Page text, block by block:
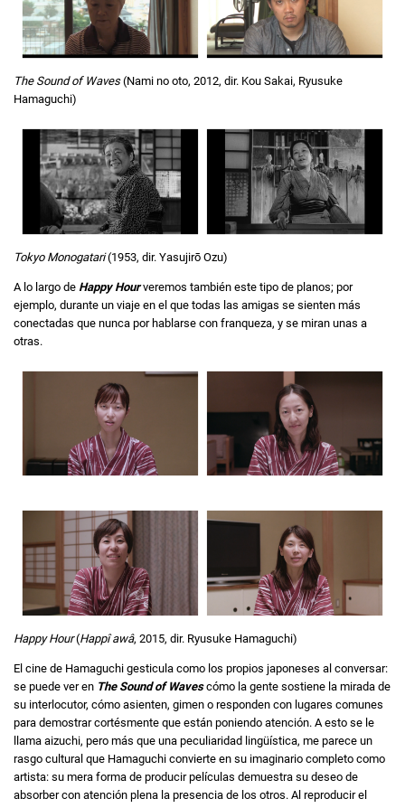
The Sound of Waves(Nami no oto, 2012, dir. Kou Sakai, Ryusuke
Hamaguchi)
Tokyo Monogatari(1953, dir. Yasujirō Ozu)
A lo largo de Happy Hourveremos también este tipo de planos; por
ejemplo, durante un viaje en el que todas las amigas se sienten más
conectadas que nunca por hablarse con franqueza, y se miran unas a
otras.
Happy Hour(Happî awâ, 2015, dir. Ryusuke Hamaguchi)
El cine de Hamaguchi gesticula como los propios japoneses al conversar:
se puede ver en The Sound of Wavescómo la gente sostiene la mirada de
su interlocutor, cómo asienten, gimen o responden con lugares comunes
para demostrar cortésmente que están poniendo atención. A esto se le
llama aizuchi, pero más que una peculiaridad lingüística, me parece un
rasgo cultural que Hamaguchi convierte en su imaginario completo como
artista: su mera forma de producir películas demuestra su deseo de
absorber con atención plena la presencia de los otros. Al reproducir el